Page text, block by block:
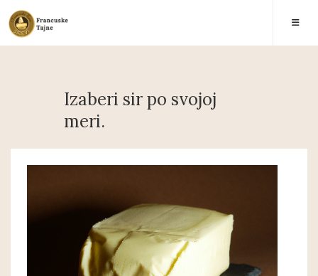
Izaberi sir po svojoj
meri.